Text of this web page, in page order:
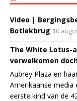
Video |
Botlekbrug 10
The White Lotus-
verwelkomen
Aubrey Plaza en
Amerikaanse media
eerste kind van de